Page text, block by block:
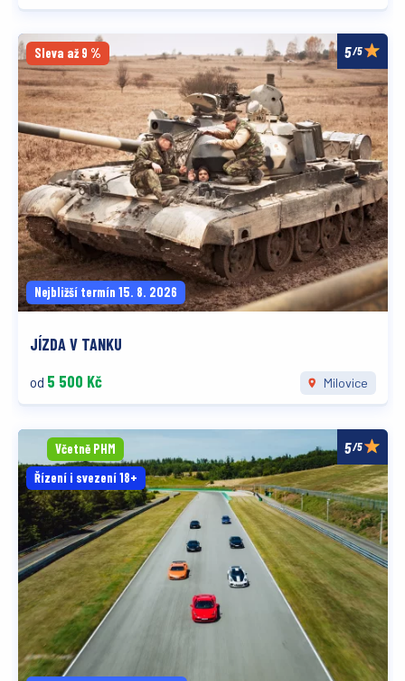
Sleva až 9 % /5
Nejbližší termín 15. 8. 2026
JÍZDA V TANKU
od 5 500 Kč Milovice
Včetně PHM
Řízení i svezení 18+
/5